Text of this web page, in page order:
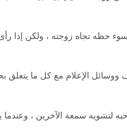
حظه تجاه زوجته ، ولكن إذا
الإعلام مع كل ما يتعلق
لتشويه سمعة الآخرين ،